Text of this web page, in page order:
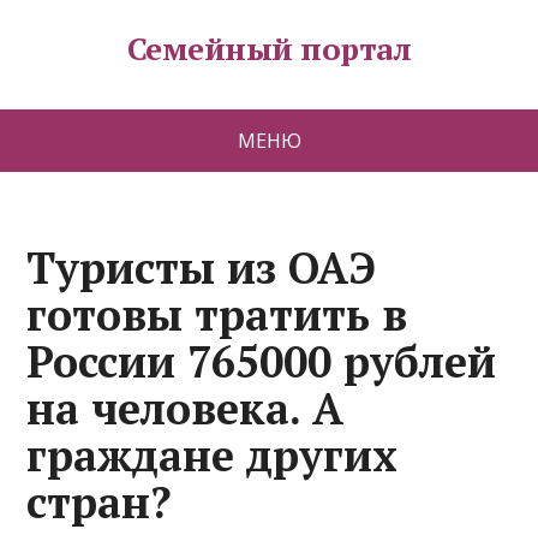
Семейный портал
МЕНЮ
Туристы из ОАЭ
готовы тратить в
России 765000 рублей
на человека. А
граждане других
стран?